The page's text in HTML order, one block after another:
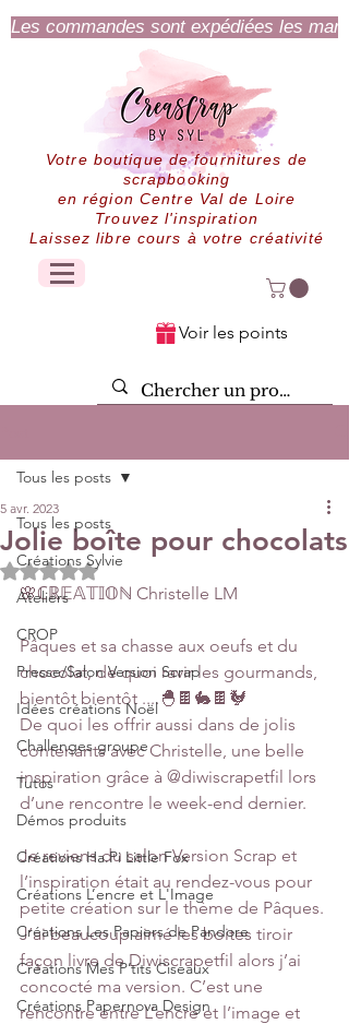
Les commandes sont expédiées les
Votre boutique de fournitures de
scrapbooking
en région Centre Val de Loire
Trouvez l'inspiration
Laissez libre cours à votre créativité
Voir les points
Tous les posts
Créations Sylvie
Ateliers
CROP
Presse/Salon Version Scrap
Idées créations Noël
Challenges groupe
Tutos
Démos produits
Créations Ha.Pi Little Fox
Créations L’encre et L'Image
Créations Les Papiers de Pandore
Créations Mes P’tits Ciseaux
Créations Papernova Design
Tous les posts
Jolie boîte pour chocolats
5 avr. 2023
Noté NaN étoiles sur 5.
🌸ℂℝ𝔼𝔸𝕋𝕀𝕆ℕ Christelle LM
Pâques et sa chasse aux oeufs et du
chocolat, de quoi ravir les gourmands,
bientôt bientôt ....🐣🍫🐇🍫🐓
De quoi les offrir aussi dans de jolis
contenants avec Christelle, une belle
inspiration grâce à @diwiscrapetfil lors
d’une rencontre le week-end dernier.
Je reviens du salon Version Scrap et
l’inspiration était au rendez-vous pour
petite création sur le thème de Pâques.
J’ai beaucoup aimé les boites tiroir
façon livre de Diwiscrapetfil alors j’ai
concocté ma version. C’est une
rencontre entre L’encre et l’image et